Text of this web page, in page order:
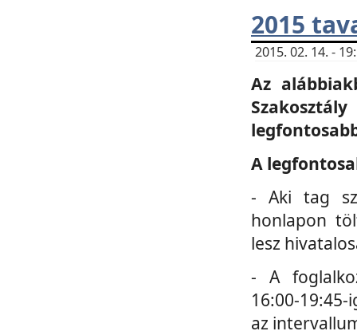
2015
2015. 02. 14. -
Az
A
- Aki tag
honlapon
lesz
- A
16:00-
az